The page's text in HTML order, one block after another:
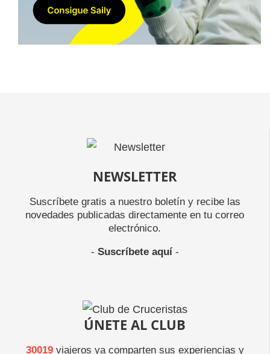
NEWSLETTER
Suscríbete gratis a nuestro boletín y recibe las
novedades publicadas directamente en tu correo
electrónico.
- Suscríbete aquí-
ÚNETE AL CLUB
30019viajeros ya comparten sus experiencias y